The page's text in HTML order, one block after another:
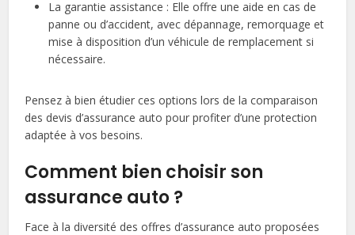
La garantie assistance : Elle offre une aide en cas de
panne ou d’accident, avec dépannage, remorquage et
mise à disposition d’un véhicule de remplacement si
nécessaire.
Pensez à bien étudier ces options lors de la comparaison
des devis d’assurance auto pour profiter d’une protection
adaptée à vos besoins.
Comment bien choisir son
assurance auto ?
Face à la diversité des offres d’assurance auto proposées